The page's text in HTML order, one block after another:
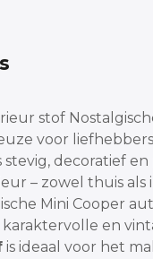
stof
voor
stevig, decoratief
– zowel thuis als
Mini Cooper
en
is ideaal voor het